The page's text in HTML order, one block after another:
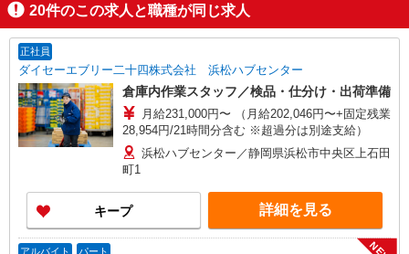
20件のこの求人と職種が同じ求人
正社員
ダイセーエブリー二十四株式会社 浜松ハブセンター
倉庫内作業スタッフ／検品・仕分け・出荷準備
月給231,000円〜 （月給202,046円〜+固定残業
28,954円/21時間分含む ※超過分は別途支給）
浜松ハブセンター／静岡県浜松市中央区上石田
町1
キープ 詳細を見る
アルバイト パート